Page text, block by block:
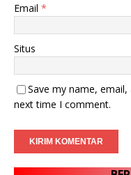
Email *
Situs
Save my name,
next time I comment.